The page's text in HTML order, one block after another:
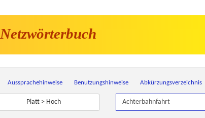
Netzwörterbuch
Aussprachehinweise Benutzungshinweise Abkürzungsverzeichnis
Platt > Hoch